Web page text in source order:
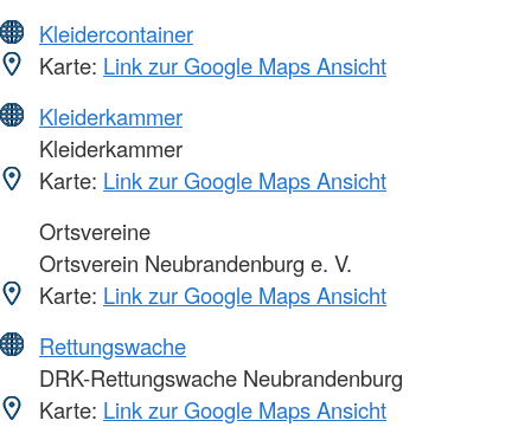
Kleidercontainer
Karte: Link zur Google Maps Ansicht
Kleiderkammer
Kleiderkammer
Karte: Link zur Google Maps Ansicht
Ortsvereine
Ortsverein Neubrandenburg e. V.
Karte: Link zur Google Maps Ansicht
Rettungswache
DRK-Rettungswache Neubrandenburg
Karte: Link zur Google Maps Ansicht